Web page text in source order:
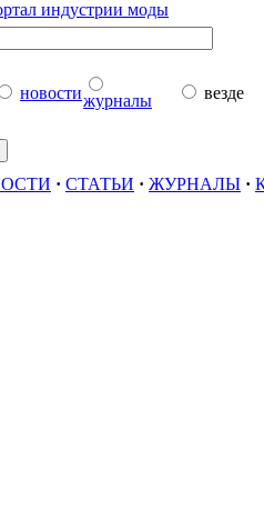
новостижурналы
везде
· СТАТЬИ · ЖУРНАЛЫ ·